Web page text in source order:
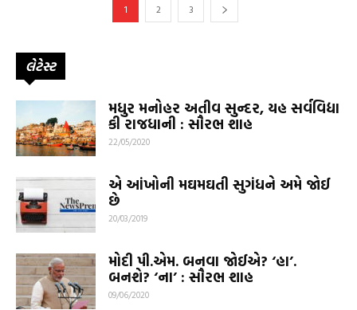
1 2 3
લેટેસ્ટ
મધુર મનોહર અતીવ સુન્દર, યહ સર્વવિદ્યા
કી રાજધાની : સૌરભ શાહ
22/05/2020
એ આંખોની મઘમઘતી સુગંધને અમે જોઈ
છે
20/03/2019
મોદી પી.એમ. બનવા જોઈએ? ‘હા’.
બનશે? ‘ના’ : સૌરભ શાહ
09/06/2020